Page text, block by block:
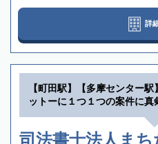
詳
【町田駅】【多摩センター
ットーに１つ１つの案件に真
司法書士法人まち